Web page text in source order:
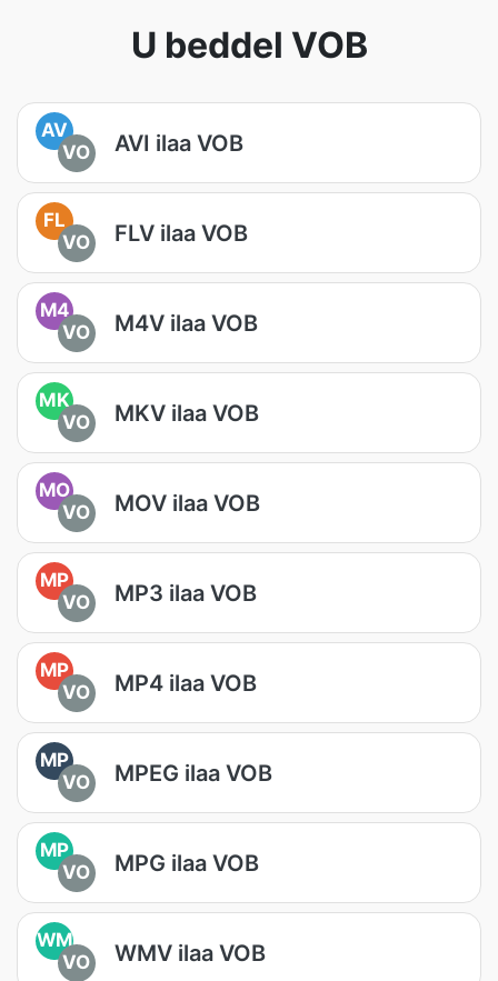
U beddel VOB
AV
VO
AVI ilaa VOB
FL
VO
FLV ilaa VOB
M4
VO
M4V ilaa VOB
MK
VO
MKV ilaa VOB
MO
VO
MOV ilaa VOB
MP
VO
MP3 ilaa VOB
MP
VO
MP4 ilaa VOB
MP
VO
MPEG ilaa VOB
MP
VO
MPG ilaa VOB
WM
VO
WMV ilaa VOB